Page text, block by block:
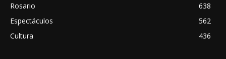
Rosario
638
Espectáculos
562
Cultura
436